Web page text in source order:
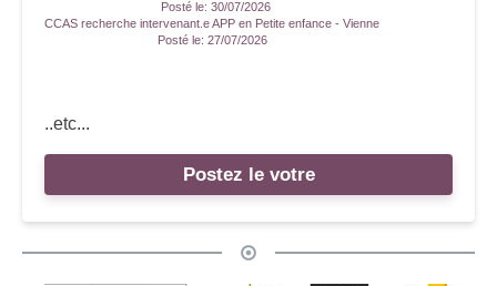
Posté le: 30/07/2026
CCAS recherche intervenant.e APP en Petite enfance - Vienne
Posté le: 27/07/2026
..etc...
Postez le votre